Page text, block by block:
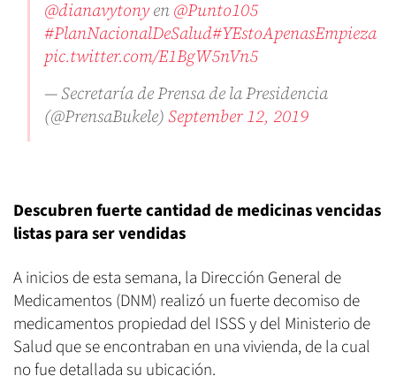
@dianavytonyen@Punto105
#PlanNacionalDeSalud#YEstoApenasEmpieza
pic.twitter.com/E1BgW5nVn5
— Secretaría de Prensa de la Presidencia
(@PrensaBukele) September 12, 2019
Descubren fuerte cantidad de medicinas vencidas
listas para ser vendidas
A inicios de esta semana, la Dirección General de
Medicamentos (DNM) realizó un fuerte decomiso de
medicamentos propiedad del ISSS y del Ministerio de
Salud que se encontraban en una vivienda, de la cual
no fue detallada su ubicación.